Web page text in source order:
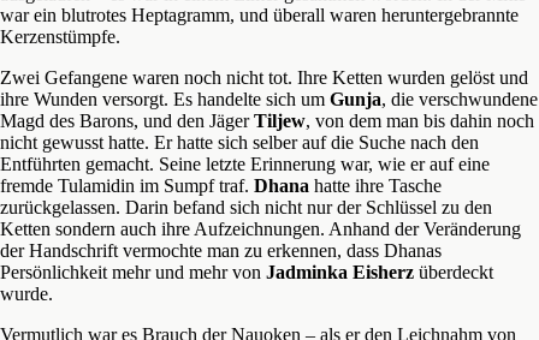
war ein blutrotes Heptagramm, und überall waren heruntergebrannte
Kerzenstümpfe.
Zwei Gefangene waren noch nicht tot. Ihre Ketten wurden gelöst und
ihre Wunden versorgt. Es handelte sich um Gunja, die verschwundene
Magd des Barons, und den JägerTiljew, von dem man bis dahin noch
nicht gewusst hatte. Er hatte sich selber auf die Suche nach den
Entführten gemacht. Seine letzte Erinnerung war, wie er auf eine
fremde Tulamidin im Sumpf traf. Dhana hatte ihre Tasche
zurückgelassen. Darin befand sich nicht nur der Schlüssel zu den
Ketten sondern auch ihre Aufzeichnungen. Anhand der Veränderung
der Handschrift vermochte man zu erkennen, dass Dhanas
Persönlichkeit mehr und mehr von Jadminka Eisherz überdeckt
wurde.
Vermutlich war es Brauch der Nauoken – als er den Leichnahm von